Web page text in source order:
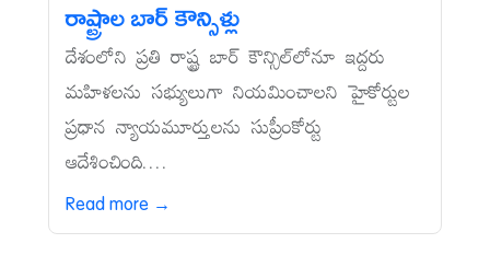
రాష్ట్రాల బార్‌ కౌన్సిళ్లు
దేశంలోని ప్రతి రాష్ట్ర బార్‌ కౌన్సిల్‌లోనూ ఇద్దరు
మహిళలను సభ్యులుగా నియమించాలని హైకోర్టుల
ప్రధాన న్యాయమూర్తులను సుప్రీంకోర్టు
ఆదేశించింది....
Read more →